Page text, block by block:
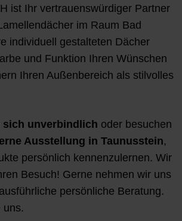
ist Ihr vertrauenswürdiger Partner
im Raum Bad
individuell gestalteten Dächer
und Funktion Ihren Wünschen
Ihren Außenbereich als stilvolles
sich unverbindlich oder besuchen
Ausstellung in Taunusstein,
persönlich kennenzulernen. Wir
Besuch! Gerne nehmen wir uns
persönliche Beratung.
uns.